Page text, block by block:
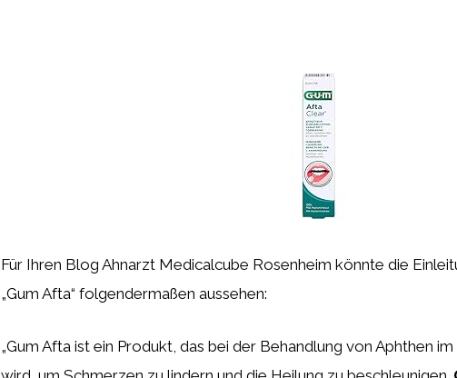
Für Ihren Blog Ahnarzt Medicalcube Rosenheim könnte die
„Gum Afta“ folgendermaßen aussehen:
„Gum Afta ist ein Produkt, das bei der Behandlung von Aphthen